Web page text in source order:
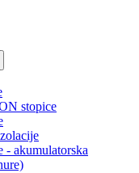
stopice
- akumulatorska